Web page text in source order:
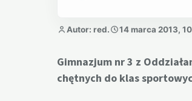
Autor: red. 14 marca 2013,
Gimnazjum nr 3 z
chętnych do klas